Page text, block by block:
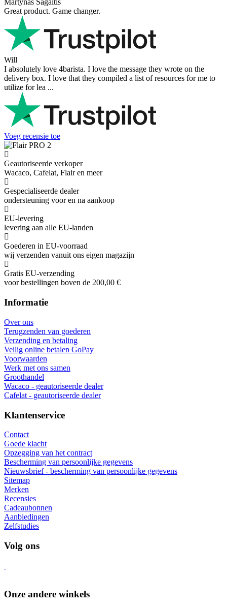
Martynas Sagaitis
Great product. Game changer.
Will
I absolutely love 4barista. I love the message they wrote on the
delivery box. I love that they compiled a list of resources for me to
utilize for lea ...
Voeg recensie toe
Geautoriseerde verkoper
Wacaco, Cafelat, Flair en meer
Gespecialiseerde dealer
ondersteuning voor en na aankoop
EU-levering
levering aan alle EU-landen
Goederen in EU-voorraad
wij verzenden vanuit ons eigen magazijn
Gratis EU-verzending
voor bestellingen boven de 200,00 €
Informatie
Over ons
Terugzenden van goederen
Verzending en betaling
Veilig online betalen GoPay
Voorwaarden
Werk met ons samen
Groothandel
Wacaco - geautoriseerde dealer
Cafelat - geautoriseerde dealer
Klantenservice
Contact
Goede klacht
Opzegging van het contract
Bescherming van persoonlijke gegevens
Nieuwsbrief - bescherming van persoonlijke gegevens
Sitemap
Merken
Recensies
Cadeaubonnen
Aanbiedingen
Zelfstudies
Volg ons
Onze andere winkels